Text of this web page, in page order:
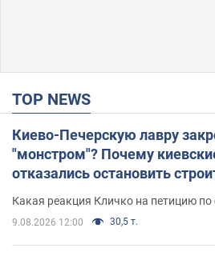
TOP NEWS
Киево-Печерскую лавру
"монстром"? Почему
отказались остановить
Какая реакция Кличко на петицию по
9.08.2026 12:00 30,5 т.